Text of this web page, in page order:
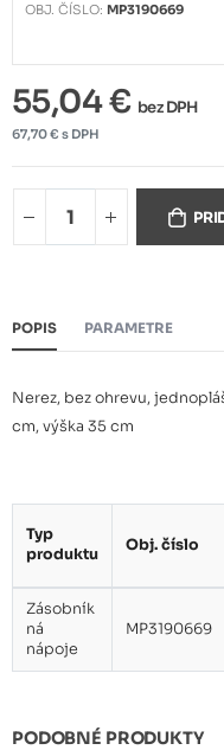
OBJ. ČÍSLO: MP3190669
55,04 € bez DPH
67,70 € s DPH
POPIS PARAMETRE
Nerez, bez ohrevu,
cm, výška 35 cm
Typ
produktu
Obj. číslo
Zásobník
ná
nápoje
MP3190669
PODOBNÉ PRODUKTY